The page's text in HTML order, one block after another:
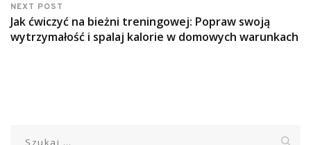
NEXT POST
Jak ćwiczyć na bieżni treningowej: Popraw swoją
wytrzymałość i spalaj kalorie w domowych warunkach